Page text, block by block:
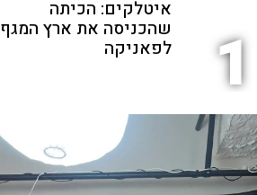
1
איטלקים: הכיתה
שהכניסה את ארץ המגף
לפאניקה